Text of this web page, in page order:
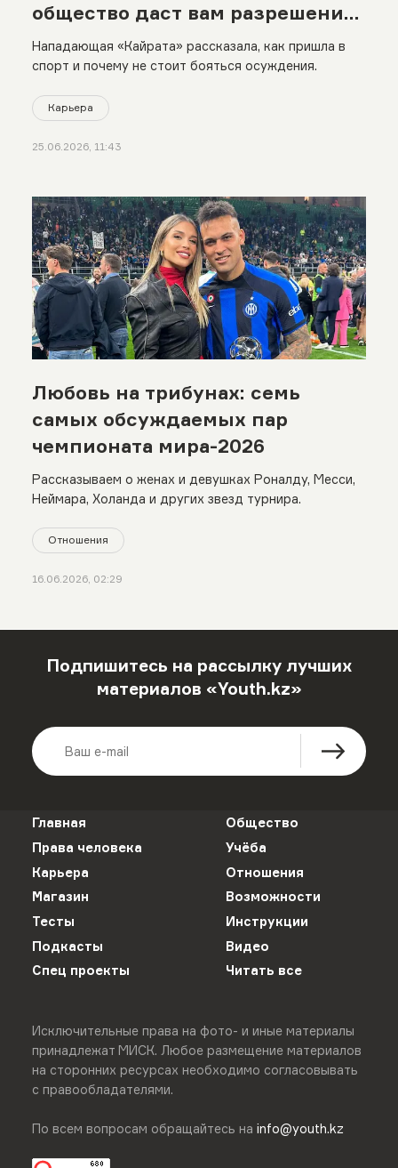
общество даст вам разрешение
выделяться»
Нападающая «Кайрата» рассказала, как пришла в
спорт и почему не стоит бояться осуждения.
Карьера
25.06.2026, 11:43
Любовь на трибунах: семь
самых обсуждаемых пар
чемпионата мира-2026
Рассказываем о женах и девушках Роналду, Месси,
Неймара, Холанда и других звезд турнира.
Отношения
16.06.2026, 02:29
Подпишитесь на рассылку лучших
материалов «Youth.kz»
Главная
Общество
Права человека
Учёба
Карьера
Отношения
Магазин
Возможности
Тесты
Инструкции
Подкасты
Видео
Спец проекты
Читать все
Исключительные права на фото- и иные материалы
принадлежат МИСК. Любое размещение материалов
на сторонних ресурсах необходимо согласовывать
с правообладателями.
По всем вопросам обращайтесь на info@youth.kz